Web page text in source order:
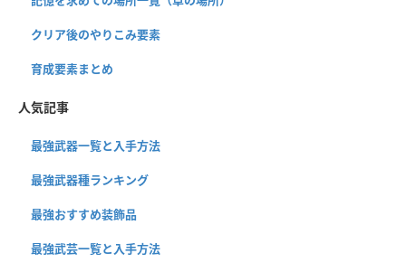
クリア後のやりこみ要素
育成要素まとめ
人気記事
最強武器一覧と入手方法
最強武器種ランキング
最強おすすめ装飾品
最強武芸一覧と入手方法